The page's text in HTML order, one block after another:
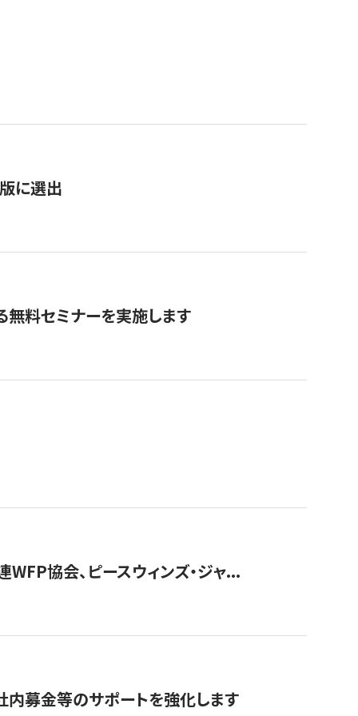
に選出
無料セミナーを実施します
協会、ピースウィンズ・ジャ...
内募金等のサポートを強化します